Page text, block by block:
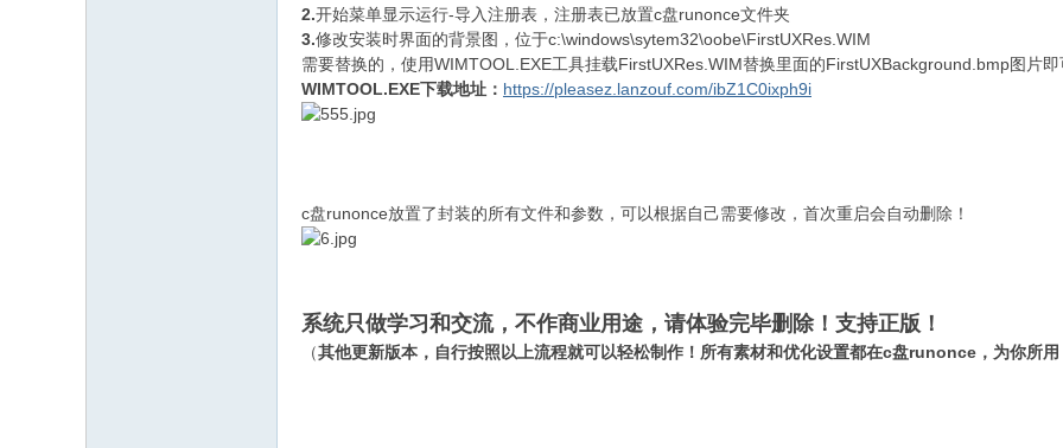
2.开始菜单显示运行-导入注册表，注册表已放置c盘runonce文件夹
3.修改安装时界面的背景图，位于c:\windows\sytem32\oobe\FirstUXRes.WIM
需要替换的，使用WIMTOOL.EXE工具挂载FirstUXRes.WIM替换里面的FirstUXBackground.bmp图片即
WIMTOOL.EXE下载地址： https://pleasez.lanzouf.com/ibZ1C0ixph9i
c盘runonce放置了封装的所有文件和参数，可以根据自己需要修改，首次重启会自动删除！
系统只做学习和交流，不作商业用途，请体验完毕删除！支持正版！
（其他更新版本，自行按照以上流程就可以轻松制作！所有素材和优化设置都在c盘runonce，为你所用